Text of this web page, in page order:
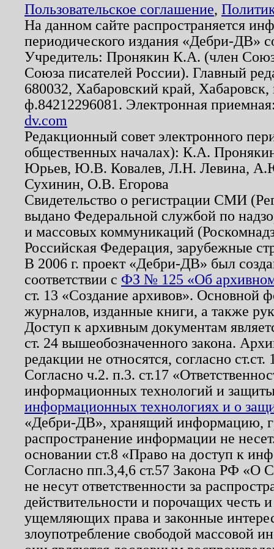
Пользовательское соглашение,
На данном сайте распространяется
периодического издания «Дебри-ДВ»
Учредитель: Пронякин К.А. (член
Союза писателей России). Главный
680032, Хабаровский край,
ф.84212296081. Электронная
dv.com
Редакционный совет электронного
общественных началах): К.А.
Юрьев, Ю.В. Ковалев, Л.Н. Левина,
Сухинин, О.В. Егорова
Свидетельство о регистрации СМИ
выдано Федеральной службой по
и массовых коммуникаций
Российская Федерация, зарубежные
В 2006 г. проект «Дебри-ДВ» был
соответствии с ФЗ № 125 «Об
ст. 13 «Создание архивов». Основной
журналов, изданные книги, а также
Доступ к архивным документам
ст. 24 вышеобозначенного закона.
редакции не относятся, согласно
Согласно ч.2. п.3. ст.17
информационных технологий и
информационных технологиях и о
«Дебри-ДВ», хранящий информацию,
распространение информации не
основании ст.8 «Право на доступ к
Согласно пп.3,4,6 ст.57 Закона РФ «О
не несут ответственности за
действительности и порочащих честь
ущемляющих права и законные
злоупотребление свободой массовой